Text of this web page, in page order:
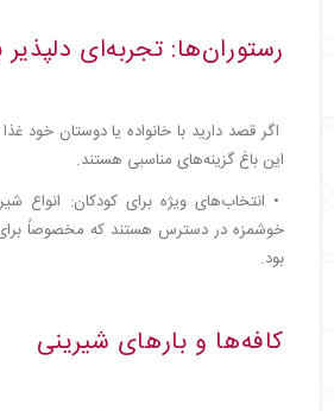
رستوران‌ها: تجربه‌ای
اگر قصد دارید با خانواده یا دوستان خود
این باغ گزینه‌های مناسبی هستند.
• انتخاب‌های ویژه برای کودکان: انواع
خوشمزه در دسترس هستند که مخصوصاً
بود.
کافه‌ها و بارهای شیرینی